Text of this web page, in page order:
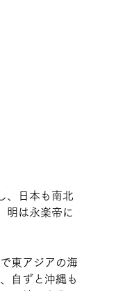
、日本も南北
明は永楽帝に
東アジアの海
自ずと沖縄も